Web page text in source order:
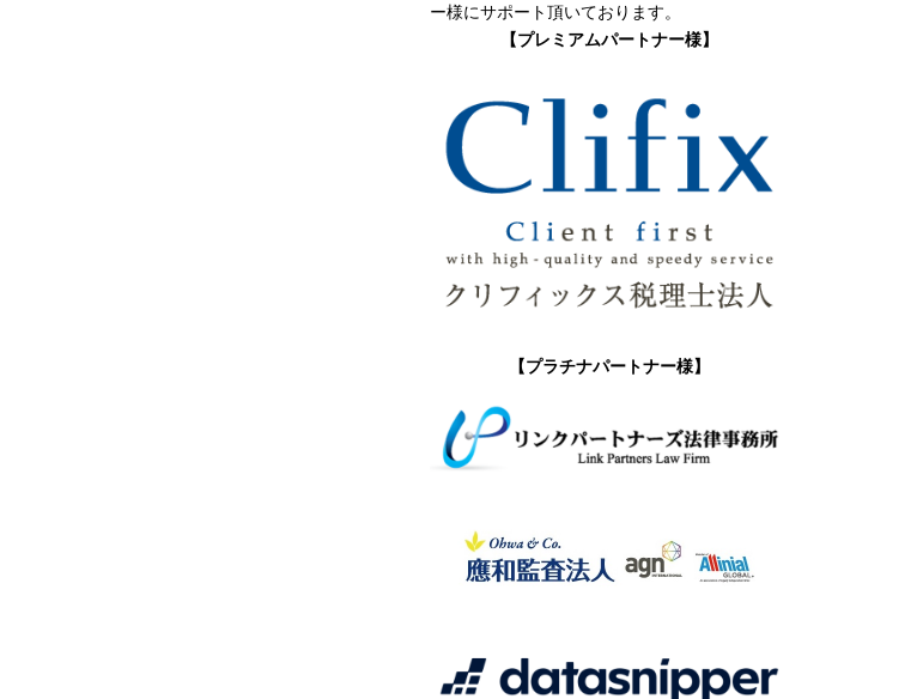
ー様にサポート頂いております。
【プレミアムパートナー様】
【プラチナパートナー様】